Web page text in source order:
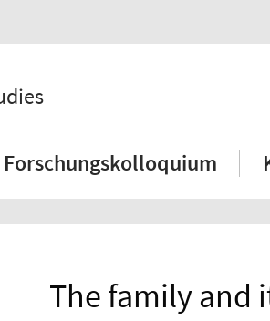
Forschungskolloquium
The family and